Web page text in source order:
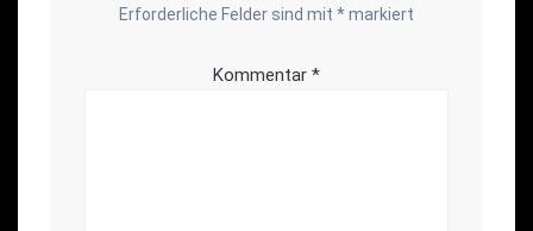
Erforderliche Felder sind mit *markiert
Kommentar *